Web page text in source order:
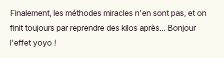
Finalement, les méthodes miracles n'en sont pas, et on
finit toujours par reprendre des kilos après... Bonjour
l'effet yoyo !